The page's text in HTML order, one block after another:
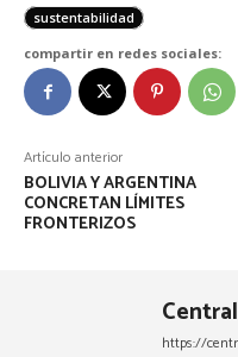
sustentabilidad
compartir en redes sociales:
Artículo anterior
BOLIVIA Y ARGENTINA
CONCRETAN LÍMITES
FRONTERIZOS
https://